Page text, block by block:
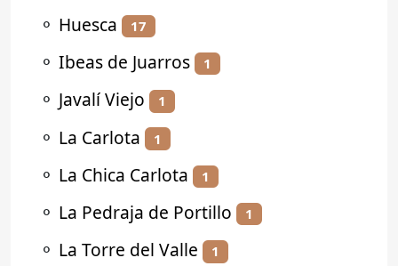
⚬ Huesca 17
⚬ Ibeas de Juarros 1
⚬ Javalí Viejo 1
⚬ La Carlota 1
⚬ La Chica Carlota 1
⚬ La Pedraja de Portillo 1
⚬ La Torre del Valle 1